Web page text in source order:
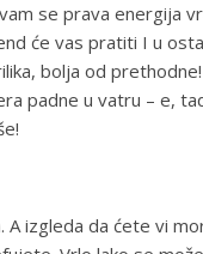
se prava energija
će vas pratiti I u
bolja od
padne u vatru – e,
izgleda da ćete vi